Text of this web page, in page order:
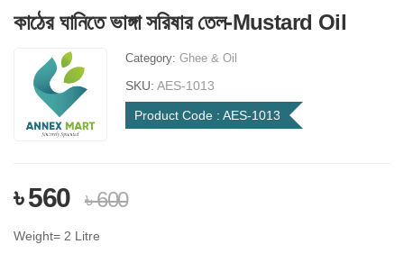
কাঠের ঘানিতে ভাঙ্গা সরিষার তেল-Mustard Oil
Category: Ghee & Oil
SKU: AES-1013
Product Code : AES-1013
৳ 560 ৳ 600
Weight= 2 Litre